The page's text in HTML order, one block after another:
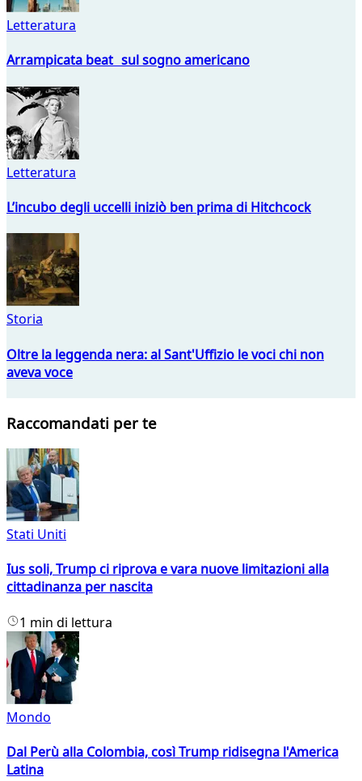
Letteratura
Arrampicata beat sul sogno americano
Letteratura
L’incubo degli uccelli iniziò ben prima di Hitchcock
Storia
Oltre la leggenda nera: al Sant'Uffizio le voci chi non
aveva voce
Raccomandati per te
Stati Uniti
Ius soli, Trump ci riprova e vara nuove limitazioni alla
cittadinanza per nascita
1 min di lettura
Mondo
Dal Perù alla Colombia, così Trump ridisegna l'America
Latina